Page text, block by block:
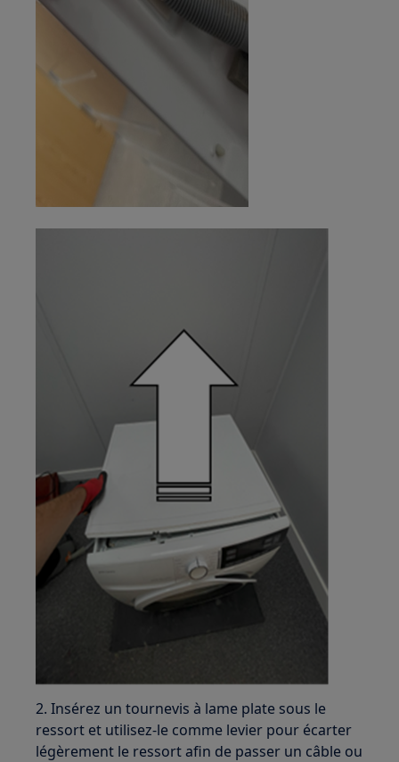
2. Insérez un tournevis à lame plate sous le
ressort et utilisez-le comme levier pour écarter
légèrement le ressort afin de passer un câble ou